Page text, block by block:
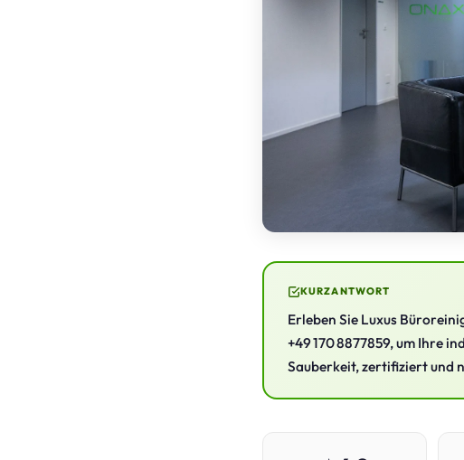
KURZANTWORT
Erleben Sie Luxus
+49 170 8877859, um Ihre
Sauberkeit, zertifiziert und